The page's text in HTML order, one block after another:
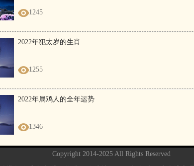
1245
2022年犯太岁的生肖
1255
2022年属鸡人的全年运势
1346
Copyright 2014-2025 All Rights Reserved